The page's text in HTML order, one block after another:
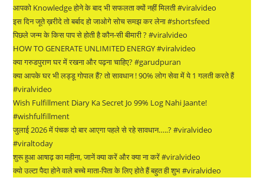
आपको Knowledge होने के बाद भी सफलता क्यों नहीं मिलती #viralvideo
इस दिन जूते ख़रीदे तो बर्बाद हो जाओगे सोच समझ कर लेना #shortsfeed
पिछले जन्म के किस पाप से होती है कौन-सी बीमारी ? #viralvideo
HOW TO GENERATE UNLIMITED ENERGY #viralvideo
क्या गरुडपुराण घर में रखना और पढ़ना चाहिए? #garudpuran
क्या आपके घर भी लड्डू गोपाल हैं? तो सावधान ! 90% लोग सेवा में ये 1 गलती करते हैं
#viralvideo
Wish Fulfillment Diary Ka Secret Jo 99% Log Nahi Jaante!
#wishfulfillment
जुलाई 2026 में पंचक दो बार आएगा पहले से रहे सावधान…..? #viralvideo
#viraltoday
शुरू हुआ आषाढ़ का महीना, जानें क्या करें और क्या ना करें #viralvideo
क्यो उल्टा पैदा होने वाले बच्चे माता-पिता के लिए होते हैं बहुत ही शुभ #viralvideo